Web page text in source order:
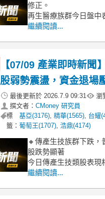
修正。
再生醫療族群今日盤中
跌幅達 2.35%，多檔指
生醫療雙法利多提前反
獲利了結階段，部分資
致盤中賣壓相對沉重。
🔸
繼續閱讀...
【07/09 產業即時新聞
股弱勢震盪，資金退場
最後更新於 2026.7.9 09:31 瀏
撰文者： CMoney 研究員
標
籤：
基亞(3176),精華(1565), 台耀
葡萄王(1707),浩鼎(4174)
🔸傳產生技族群下跌，
股跌勢顯著
今日傳產生技類股表現
指數下挫2.17%，整體
繼續閱讀...